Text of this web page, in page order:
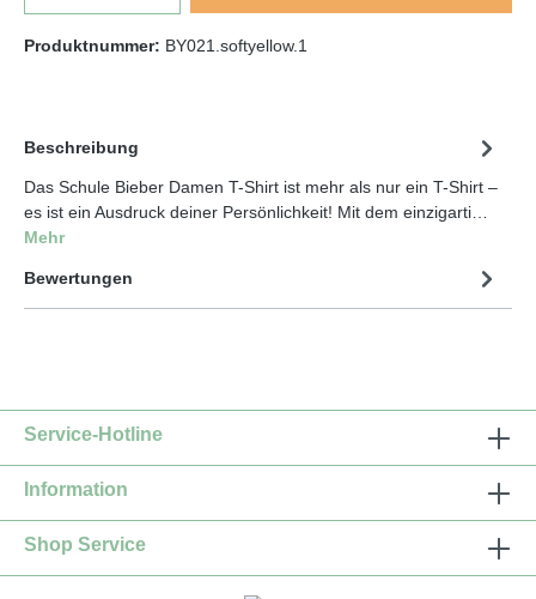
Produktnummer: BY021.softyellow.1
Beschreibung
Das Schule Bieber Damen T-Shirt ist mehr als nur ein T-Shirt –
es ist ein Ausdruck deiner Persönlichkeit! Mit dem einzigarti…
Mehr
Bewertungen
Service-Hotline
Information
Shop Service